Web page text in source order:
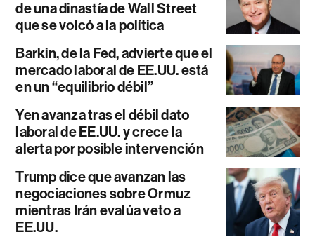
de una dinastía de Wall Street
que se volcó a la política
Barkin, de la Fed, advierte que el
mercado laboral de EE.UU. está
en un “equilibrio débil”
Yen avanza tras el débil dato
laboral de EE.UU. y crece la
alerta por posible intervención
Trump dice que avanzan las
negociaciones sobre Ormuz
mientras Irán evalúa veto a
EE.UU.